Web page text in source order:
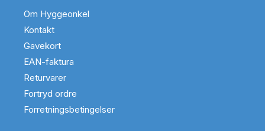
Om Hyggeonkel
Kontakt
Gavekort
EAN-faktura
Returvarer
Fortryd ordre
Forretningsbetingelser